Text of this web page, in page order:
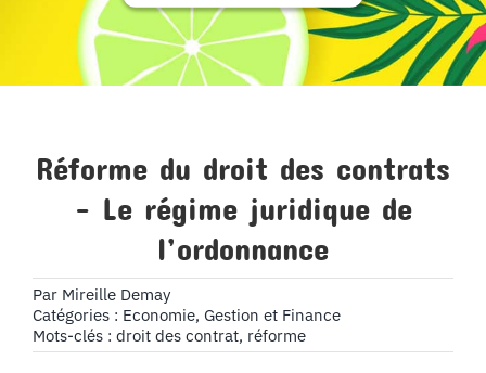
Réforme du droit des contrats
– Le régime juridique de
l’ordonnance
Par Mireille Demay
Catégories : Economie, Gestion et Finance
Mots-clés : droit des contrat, réforme